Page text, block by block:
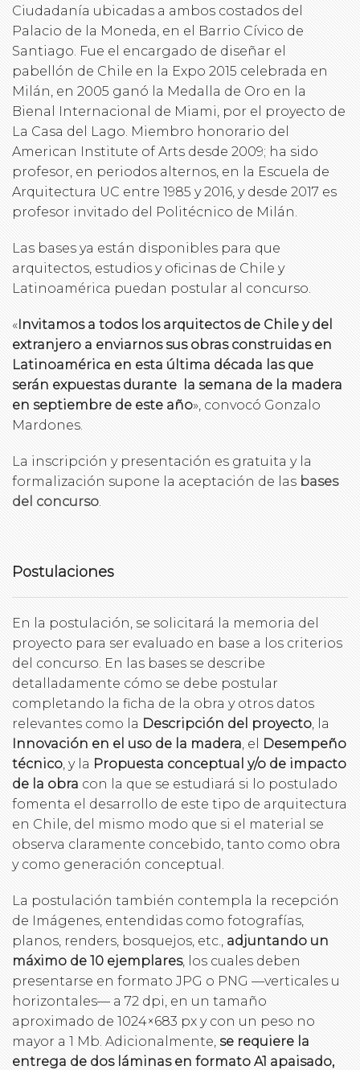
Ciudadanía ubicadas a ambos costados del
Palacio de la Moneda, en el Barrio Cívico de
Santiago. Fue el encargado de diseñar el
pabellón de Chile en la Expo 2015 celebrada en
Milán, en 2005 ganó la Medalla de Oro en la
Bienal Internacional de Miami, por el proyecto de
La Casa del Lago. Miembro honorario del
American Institute of Arts desde 2009; ha sido
profesor, en periodos alternos, en la Escuela de
Arquitectura UC entre 1985 y 2016, y desde 2017 es
profesor invitado del Politécnico de Milán.
Las bases ya están disponibles para que
arquitectos, estudios y oficinas de Chile y
Latinoamérica puedan postular al concurso.
«Invitamos a todos los arquitectos de Chile y del
extranjero a enviarnos sus obras construidas en
Latinoamérica en esta última década las que
serán expuestas durante la semana de la madera
en septiembre de este año», convocó Gonzalo
Mardones.
La inscripción y presentación es gratuita y la
formalización supone la aceptación de las bases
del concurso
Postulaciones
En la postulación, se solicitará la memoria del
proyecto para ser evaluado en base a los criterios
del concurso. En las bases se describe
detalladamente cómo se debe postular
completando la ficha de la obra y otros datos
relevantes como la Descripción del proyecto , la
Innovación en el uso de la madera , el
Desempeño
técnico , y la Propuesta conceptual y/o de impacto
de la obra con la que se estudiará si lo postulado
fomenta el desarrollo de este tipo de arquitectura
en Chile, del mismo modo que si el material se
observa claramente concebido, tanto como obra
y como generación conceptual.
La postulación también contempla la recepción
de Imágenes, entendidas como fotografías,
planos, renders, bosquejos, etc., adjuntando un
máximo de 10 ejemplares, los cuales deben
presentarse en formato JPG o PNG —verticales u
horizontales— a 72 dpi, en un tamaño
aproximado de 1024×683 px y con un peso no
mayor a 1 Mb. Adicionalmente, se requiere la
entrega de dos láminas en formato A1 apaisado,